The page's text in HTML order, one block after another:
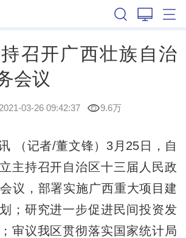
召开广西壮族自治
会议
2021-03-26 09:42:37 9.6万
记者/董文锋）3月25日，自
主持召开自治区十三届人民政
议，部署实施广西重大项目建
；研究进一步促进民间投资发
审议我区贯彻落实国家统计局